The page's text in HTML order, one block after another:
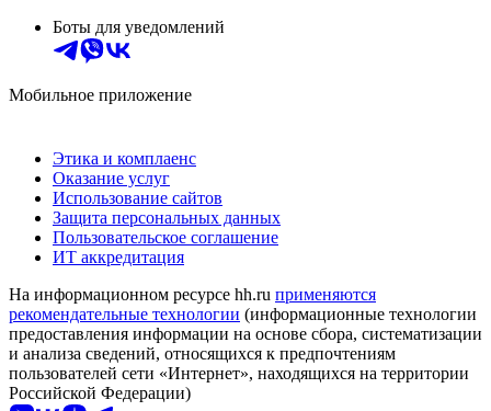
Боты для уведомлений
Мобильное приложение
Этика и комплаенс
Оказание услуг
Использование сайтов
Защита персональных данных
Пользовательское соглашение
ИТ аккредитация
На информационном ресурсе hh.ru применяются
рекомендательные технологии (информационные технологии
предоставления информации на основе сбора, систематизации
и анализа сведений, относящихся к предпочтениям
пользователей сети «Интернет», находящихся на территории
Российской Федерации)